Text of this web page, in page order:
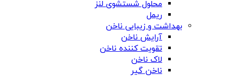
محلول شستشوی لنز
ریمل
بهداشت و زیبایی ناخن
آرایش ناخن
تقویت کننده ناخن
لاک ناخن
ناخن گیر